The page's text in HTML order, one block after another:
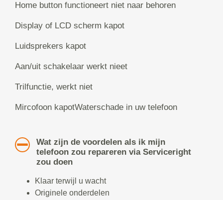
Home button functioneert niet naar behoren
Display of LCD scherm kapot
Luidsprekers kapot
Aan/uit schakelaar werkt nieet
Trilfunctie, werkt niet
Mircofoon kapotWaterschade in uw telefoon
Wat zijn de voordelen als ik mijn
telefoon zou repareren via Serviceright
zou doen
Klaar terwijl u wacht
Originele onderdelen